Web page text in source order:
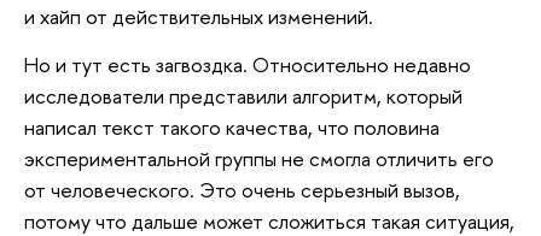
и хайп от действительных изменений.
Но и тут есть загвоздка. Относительно недавно
исследователи представили алгоритм, который
написал текст такого качества, что половина
экспериментальной группы не смогла отличить его
от человеческого. Это очень серьезный вызов,
потому что дальше может сложиться такая ситуация,